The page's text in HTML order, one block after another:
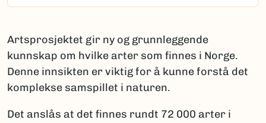
Artsprosjektet gir ny og grunnleggende
kunnskap om hvilke arter som finnes i Norge.
Denne innsikten er viktig for å kunne forstå det
komplekse samspillet i naturen.
Det anslås at det finnes rundt 72 000 arter i